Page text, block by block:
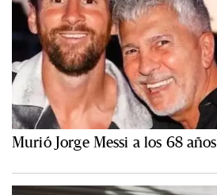
Murió Jorge Messi a los 68 años